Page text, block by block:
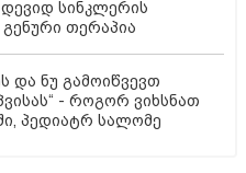
სინკლერის
თერაპია
და ნუ გამოიწვევთ
- როგორ ვიხსნათ
პედიატრ სალომე